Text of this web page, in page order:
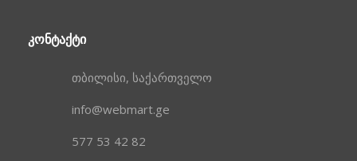
ᲙᲝᲜᲢᲐᲥᲢᲘ
თბილისი, საქართველო
info@webmart.ge
577 53 42 82